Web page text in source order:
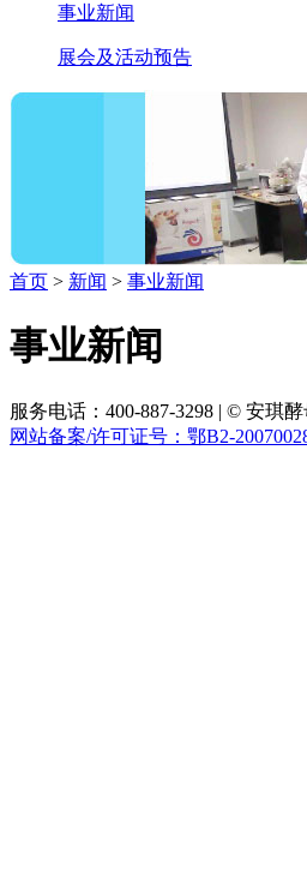
事业新闻
展会及活动预告
首页 > 新闻 > 事业新闻
事业新闻
服务电话：400-887-3298 | © 安琪酵
网站备案/许可证号：鄂B2-